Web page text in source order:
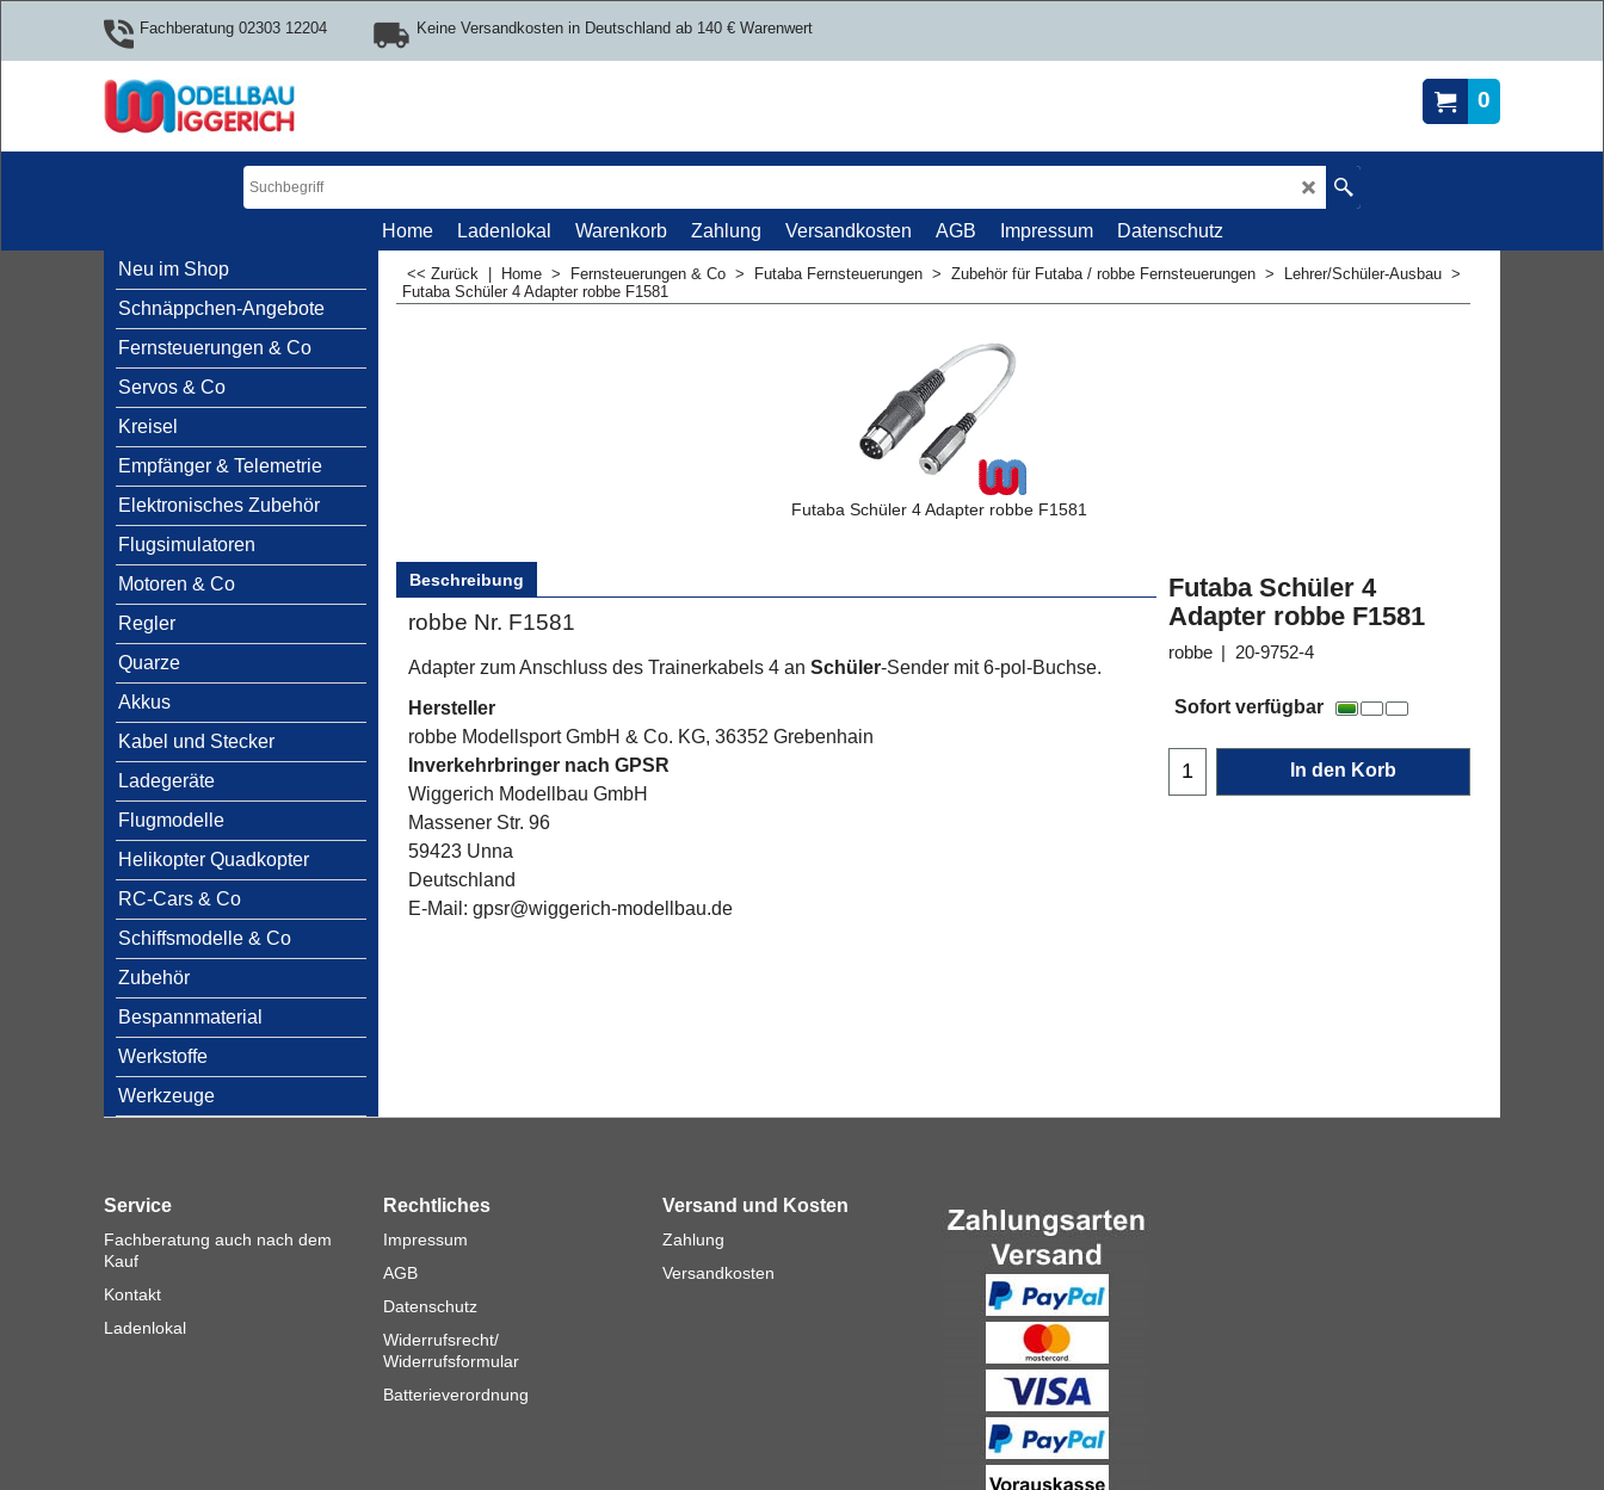
Fachberatung 02303 12204 Keine Versandkosten in Deutschland ab 140 € Warenwert
0
Home Ladenlokal Warenkorb Zahlung Versandkosten AGB Impressum
Datenschutz
Neu im Shop
Schnäppchen-Angebote
Fernsteuerungen & Co
Servos & Co
Kreisel
Empfänger & Telemetrie
Elektronisches Zubehör
Flugsimulatoren
Motoren & Co
Regler
Quarze
Akkus
Kabel und Stecker
Ladegeräte
Flugmodelle
Helikopter Quadkopter
RC-Cars & Co
Schiffsmodelle & Co
Zubehör
Bespannmaterial
Werkstoffe
Werkzeuge
<< Zurück Home > Fernsteuerungen & Co > Futaba Fernsteuerungen > Zubehör für Futaba / robbe Fernsteuerungen > Lehrer/Schüler-Ausbau >
Futaba Schüler 4 Adapter robbe F1581
Futaba Schüler 4 Adapter robbe F1581
Futaba Schüler 4
Adapter robbe F1581
robbe 20-9752-4
€14.90
Sofort verfügbar
Beschreibung
robbe Nr. F1581
Adapter zum Anschluss des Trainerkabels 4 an Schüler-Sender mit 6-pol-Buchse.
Hersteller
robbe Modellsport GmbH & Co. KG, 36352 Grebenhain
Inverkehrbringer nach GPSR
Wiggerich Modellbau GmbH
Massener Str. 96
59423 Unna
Deutschland
E-Mail: gpsr@wiggerich-modellbau.de
Service
Fachberatung auch nach dem
Kauf
Kontakt
Ladenlokal
Rechtliches
Impressum
AGB
Datenschutz
Widerrufsrecht/
Widerrufsformular
Batterieverordnung
Versand und Kosten
Zahlung
Versandkosten